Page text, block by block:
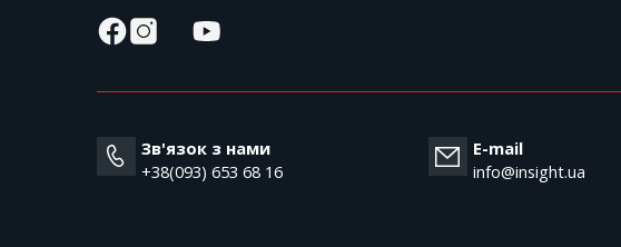
Зв'язок з нами
+38(093) 653 68 16
E-mail
info@insight.ua